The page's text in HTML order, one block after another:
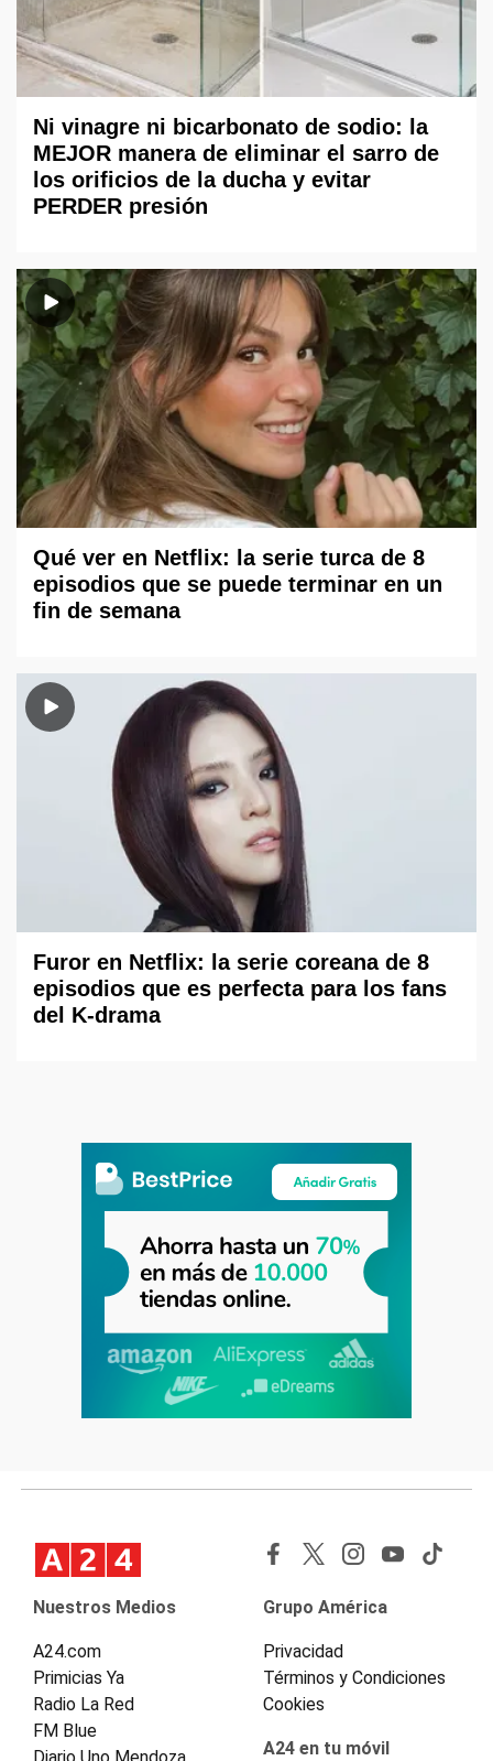
Ni vinagre ni bicarbonato de sodio: la
MEJOR manera de eliminar el sarro de
los orificios de la ducha y evitar
PERDER presión
Qué ver en Netflix: la serie turca de 8
episodios que se puede terminar en un
fin de semana
Furor en Netflix: la serie coreana de 8
episodios que es perfecta para los fans
del K-drama
Nuestros Medios
A24.com
Primicias Ya
Radio La Red
FM Blue
Grupo América
Privacidad
Términos y Condiciones
Cookies
A24 en tu móvil